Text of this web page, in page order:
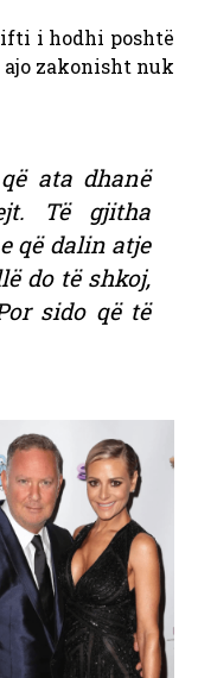
i hodhi poshtë
ajo zakonisht nuk
ata dhanë
Të gjitha
që dalin atje
do të shkoj,
sido që të